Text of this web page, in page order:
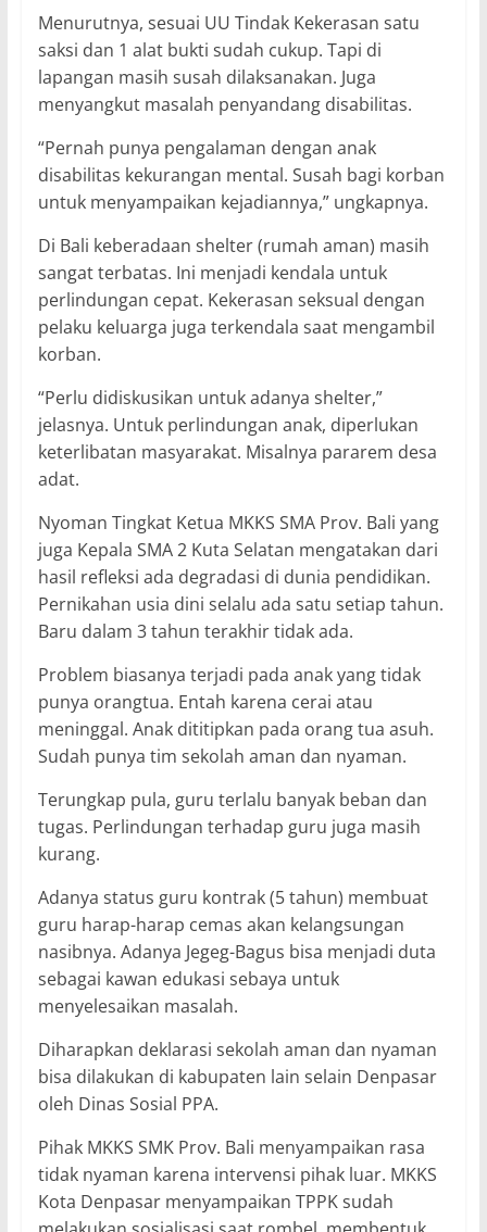
Menurutnya, sesuai UU Tindak Kekerasan satu
saksi dan 1 alat bukti sudah cukup. Tapi di
lapangan masih susah dilaksanakan. Juga
menyangkut masalah penyandang disabilitas.
“Pernah punya pengalaman dengan anak
disabilitas kekurangan mental. Susah bagi korban
untuk menyampaikan kejadiannya,” ungkapnya.
Di Bali keberadaan shelter (rumah aman) masih
sangat terbatas. Ini menjadi kendala untuk
perlindungan cepat. Kekerasan seksual dengan
pelaku keluarga juga terkendala saat mengambil
korban.
“Perlu didiskusikan untuk adanya shelter,”
jelasnya. Untuk perlindungan anak, diperlukan
keterlibatan masyarakat. Misalnya pararem desa
adat.
Nyoman Tingkat Ketua MKKS SMA Prov. Bali yang
juga Kepala SMA 2 Kuta Selatan mengatakan dari
hasil refleksi ada degradasi di dunia pendidikan.
Pernikahan usia dini selalu ada satu setiap tahun.
Baru dalam 3 tahun terakhir tidak ada.
Problem biasanya terjadi pada anak yang tidak
punya orangtua. Entah karena cerai atau
meninggal. Anak dititipkan pada orang tua asuh.
Sudah punya tim sekolah aman dan nyaman.
Terungkap pula, guru terlalu banyak beban dan
tugas. Perlindungan terhadap guru juga masih
kurang.
Adanya status guru kontrak (5 tahun) membuat
guru harap-harap cemas akan kelangsungan
nasibnya. Adanya Jegeg-Bagus bisa menjadi duta
sebagai kawan edukasi sebaya untuk
menyelesaikan masalah.
Diharapkan deklarasi sekolah aman dan nyaman
bisa dilakukan di kabupaten lain selain Denpasar
oleh Dinas Sosial PPA.
Pihak MKKS SMK Prov. Bali menyampaikan rasa
tidak nyaman karena intervensi pihak luar. MKKS
Kota Denpasar menyampaikan TPPK sudah